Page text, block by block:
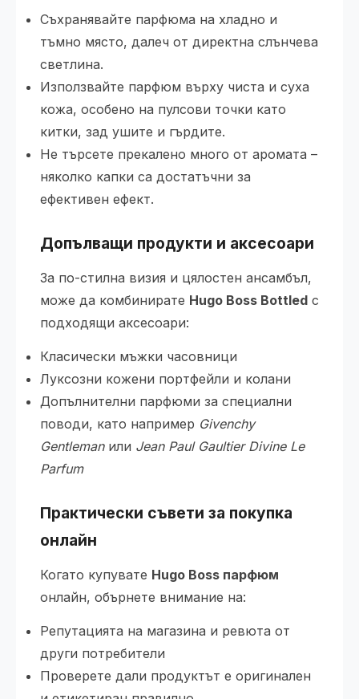
Съхранявайте парфюма на хладно и
тъмно място, далеч от директна слънчева
светлина.
Използвайте парфюм върху чиста и суха
кожа, особено на пулсови точки като
китки, зад ушите и гърдите.
Не търсете прекалено много от аромата –
няколко капки са достатъчни за
ефективен ефект.
Допълващи продукти и аксесоари
За по-стилна визия и цялостен ансамбъл,
може да комбинирате Hugo Boss Bottled с
подходящи аксесоари:
Класически мъжки часовници
Луксозни кожени портфейли и колани
Допълнителни парфюми за специални
поводи, като например Givenchy
Gentlemanили Jean Paul Gaultier Divine Le
Parfum
Практически съвети за покупка
онлайн
Когато купувате Hugo Boss парфюм
онлайн, обърнете внимание на:
Репутацията на магазина и ревюта от
други потребители
Проверете дали продуктът е оригинален